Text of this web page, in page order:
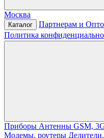
Москва
Каталог Партнерам и
Политика
Приборы Антенны GSM,
Модемы, роутеры